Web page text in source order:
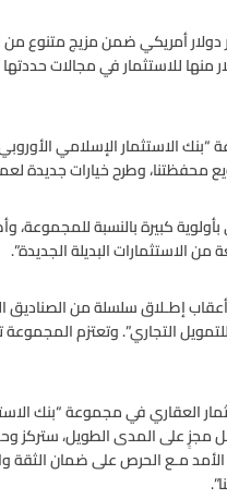
المجموعة استثمار حوالي 1,5 مليار دولار
تخصيص نحو 750 مليون دولار منها للاستثمار
الاستثمار الإسلامي
محفظتنا، وطرح خيارات جديدة
كبيرة بالنسبة للمجموعة،
الاستثمارات البديلة الجديدة”.
التجاري”. وتعتزم المجموعة
العقاري في مجموعة “بنك
على المدى الطويل، ستركز
الأمد مـع الحرص على ضمان